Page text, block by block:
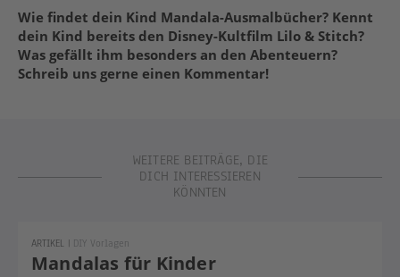
Wie findet dein Kind Mandala-Ausmalbücher? Kennt
dein Kind bereits den Disney-Kultfilm Lilo & Stitch?
Was gefällt ihm besonders an den Abenteuern?
Schreib uns gerne einen Kommentar!
WEITERE BEITRÄGE, DIE
DICH INTERESSIEREN
KÖNNTEN
Mandalas für Kinder
ARTIKEL | DIY Vorlagen